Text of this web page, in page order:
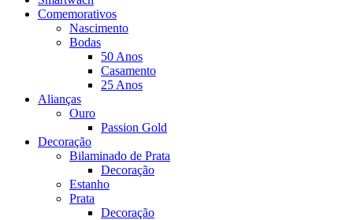
Comemorativos
Nascimento
Bodas
50 Anos
Casamento
25 Anos
Alianças
Ouro
Passion Gold
Decoração
Bilaminado de Prata
Decoração
Estanho
Prata
Decoração